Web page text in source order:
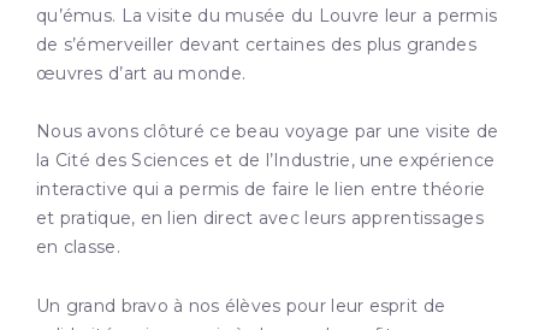
qu’émus. La visite du musée du Louvre leur a permis
de s’émerveiller devant certaines des plus grandes
œuvres d’art au monde.
Nous avons clôturé ce beau voyage par une visite de
la Cité des Sciences et de l’Industrie, une expérience
interactive qui a permis de faire le lien entre théorie
et pratique, en lien direct avec leurs apprentissages
en classe.
Un grand bravo à nos élèves pour leur esprit de